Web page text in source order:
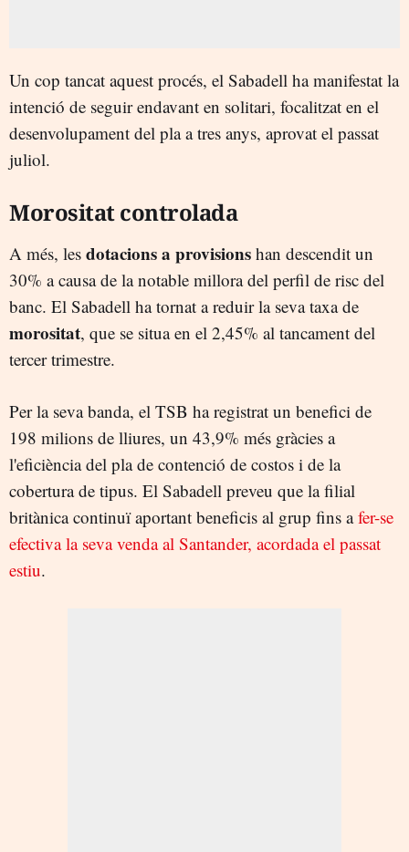
Un cop tancat aquest procés, el Sabadell ha manifestat la
intenció de seguir endavant en solitari, focalitzat en el
desenvolupament del pla a tres anys, aprovat el passat
juliol.
Morositat controlada
A més, les dotacions a provisions han descendit un
30% a causa de la notable millora del perfil de risc del
banc. El Sabadell ha tornat a reduir la seva taxa de
morositat, que se situa en el 2,45% al tancament del
tercer trimestre.
Per la seva banda, el TSB ha registrat un benefici de
198 milions de lliures, un 43,9% més gràcies a
l'eficiència del pla de contenció de costos i de la
cobertura de tipus. El Sabadell preveu que la filial
britànica continuï aportant beneficis al grup fins afer-se
efectiva la seva venda al Santander, acordada el passat
estiu.